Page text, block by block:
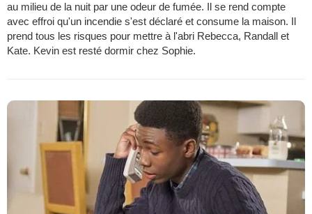
au milieu de la nuit par une odeur de fumée. Il se rend compte
avec effroi qu'un incendie s'est déclaré et consume la maison. Il
prend tous les risques pour mettre à l'abri Rebecca, Randall et
Kate. Kevin est resté dormir chez Sophie.